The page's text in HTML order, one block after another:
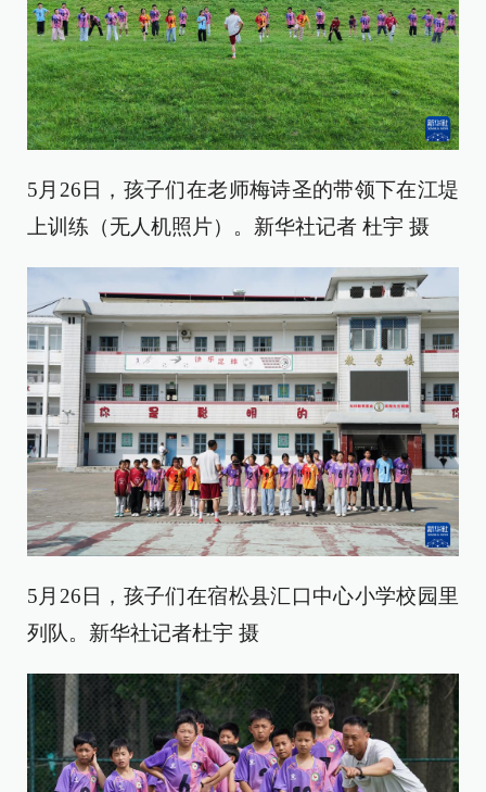
5月26日，孩子们在老师梅诗圣的带领下在江堤
上训练（无人机照片）。新华社记者 杜宇 摄
5月26日，孩子们在宿松县汇口中心小学校园里
列队。新华社记者杜宇 摄